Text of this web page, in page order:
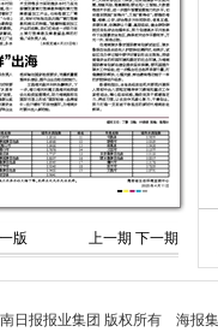
版 上一期 下一期